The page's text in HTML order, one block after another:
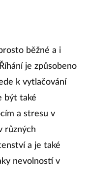
běžné a i
je způsobeno
k vytlačování
být také
a stresu v
různých
a je také
nevolností v